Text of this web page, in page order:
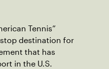
Tennis”
destination for
that has
in the U.S.